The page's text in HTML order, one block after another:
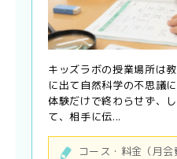
キッズラボの授業場所は
に出て自然科学の不思議
体験だけで終わらせず、
て、相手に伝...
コース・料金（月会